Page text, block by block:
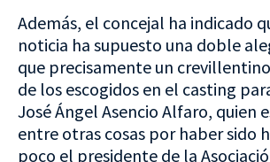
Además, el concejal ha indicado
noticia ha supuesto una doble
que precisamente un
de los escogidos en el casting
José Ángel Asencio Alfaro, quien
entre otras cosas por haber sido
poco el presidente de la